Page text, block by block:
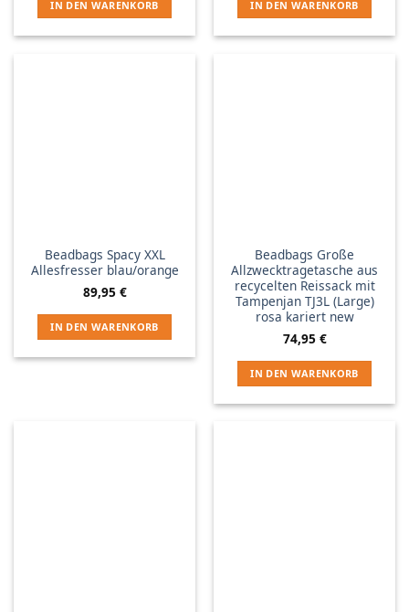
IN DEN WARENKORB IN DEN WARENKORB
Beadbags Spacy XXL
Allesfresser blau/orange
89,95 €
IN DEN WARENKORB
Beadbags Große
Allzwecktragetasche aus
recycelten Reissack mit
Tampenjan TJ3L (Large)
rosa kariert new
74,95 €
IN DEN WARENKORB